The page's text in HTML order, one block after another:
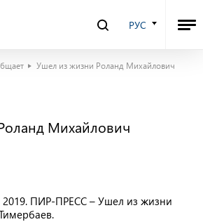
РУС
Ушел из жизни Роланд Михайлович
Михайлович
ПИР-ПРЕСС – Ушел из жизни